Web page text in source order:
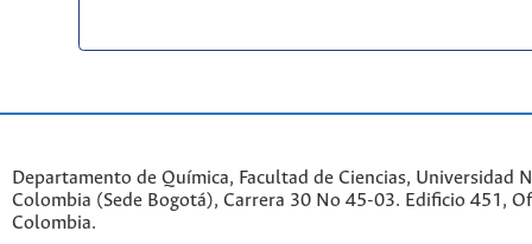
Departamento de Química, Facultad de Ciencias, Universidad
Colombia (Sede Bogotá), Carrera 30 No 45-03. Edificio 451,
Colombia.